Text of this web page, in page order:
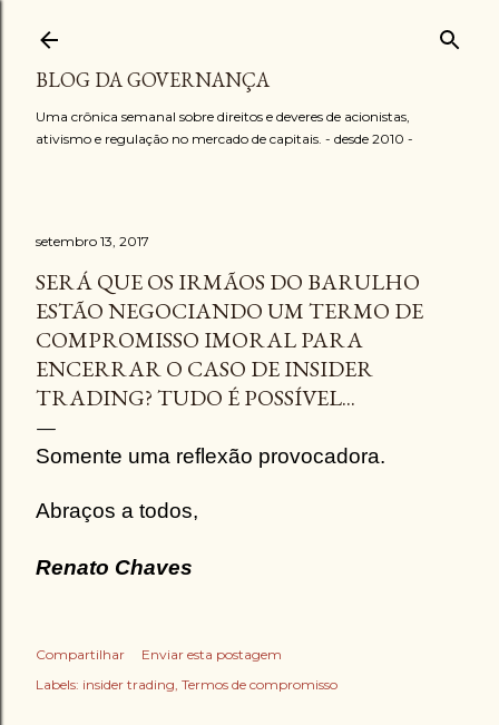
BLOG DA GOVERNANÇA
Uma crônica semanal sobre direitos e deveres de acionistas,
ativismo e regulação no mercado de capitais. - desde 2010 -
setembro 13, 2017
SERÁ QUE OS IRMÃOS DO BARULHO
ESTÃO NEGOCIANDO UM TERMO DE
COMPROMISSO IMORAL PARA
ENCERRAR O CASO DE INSIDER
TRADING? TUDO É POSSÍVEL...
Somente uma reflexão provocadora.
Abraços a todos,
Renato Chaves
Compartilhar
Enviar esta postagem
Labels: insider trading Termos de compromisso